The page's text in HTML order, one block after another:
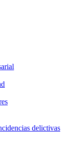
delictivas